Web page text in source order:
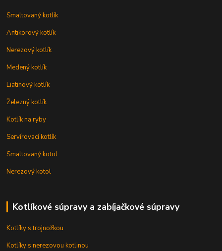
Smaltovaný kotlík
Antikorový kotlík
Nerezový kotlík
Medený kotlík
Liatinový kotlík
Železný kotlík
Kotlík na ryby
Servírovací kotlík
Smaltovaný kotol
Nerezový kotol
Kotlíkové súpravy a zabíjačkové súpravy
Kotlíky s trojnožkou
Kotlíky s nerezovou kotlinou